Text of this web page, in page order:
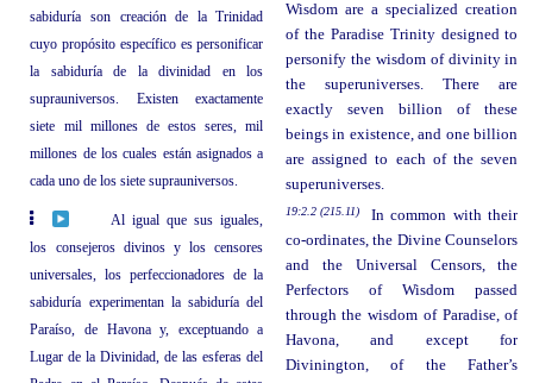
sabiduría son creación de la Trinidad
cuyo propósito específico es personificar
la sabiduría de la divinidad en los
suprauniversos. Existen exactamente
siete mil millones de estos seres, mil
millones de los cuales están asignados a
cada uno de los siete suprauniversos.
Wisdom are a specialized creation
of the Paradise Trinity designed to
personify the wisdom of divinity in
the superuniverses. There are
exactly seven billion of these
beings in existence, and one billion
are assigned to each of the seven
superuniverses.
Al igual que sus iguales,
los consejeros divinos y los censores
universales, los perfeccionadores de la
sabiduría experimentan la sabiduría del
Paraíso, de Havona y, exceptuando a
Lugar de la Divinidad, de las esferas del
19:2.2 (215.11)
In common with their
co-ordinates, the Divine Counselors
and the Universal Censors, the
Perfectors of Wisdom passed
through the wisdom of Paradise, of
Havona, and except for
Divinington, of the Father’s